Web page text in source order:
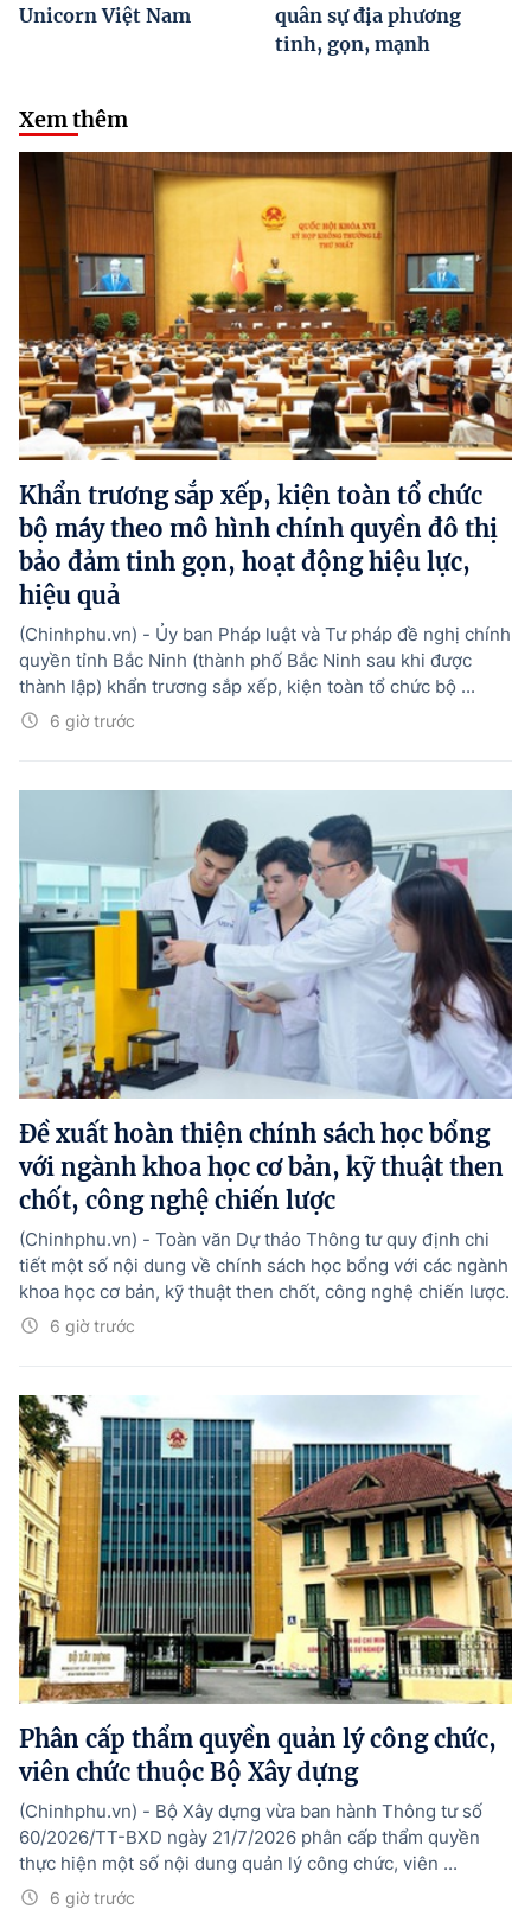
Unicorn Việt Nam
quân sự địa phương
tinh, gọn, mạnh
Xem thêm
Khẩn trương sắp xếp, kiện toàn tổ chức
bộ máy theo mô hình chính quyền đô thị
bảo đảm tinh gọn, hoạt động hiệu lực,
hiệu quả
6 giờ trước
(Chinhphu.vn) - Ủy ban Pháp luật và Tư pháp đề nghị chính
quyền tỉnh Bắc Ninh (thành phố Bắc Ninh sau khi được
thành lập) khẩn trương sắp xếp, kiện toàn tổ chức bộ ...
Đề xuất hoàn thiện chính sách học bổng
với ngành khoa học cơ bản, kỹ thuật then
chốt, công nghệ chiến lược
6 giờ trước
(Chinhphu.vn) - Toàn văn Dự thảo Thông tư quy định chi
tiết một số nội dung về chính sách học bổng với các ngành
khoa học cơ bản, kỹ thuật then chốt, công nghệ chiến lược.
Phân cấp thẩm quyền quản lý công chức,
viên chức thuộc Bộ Xây dựng
6 giờ trước
(Chinhphu.vn) - Bộ Xây dựng vừa ban hành Thông tư số
60/2026/TT-BXD ngày 21/7/2026 phân cấp thẩm quyền
thực hiện một số nội dung quản lý công chức, viên ...